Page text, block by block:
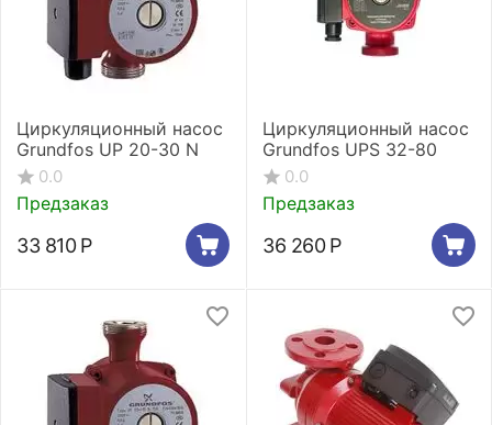
Циркуляционный насос
Grundfos UP 20-30 N
0.0
Предзаказ
33 810 Р
Циркуляционный насос
Grundfos UPS 32-80
0.0
Предзаказ
36 260 Р